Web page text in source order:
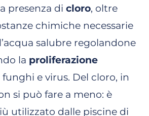
presenza di cloro, oltre
chimiche necessarie
salubre regolandone
la proliferazione
funghi e virus. Del cloro, in
si può fare a meno: è
utilizzato dalle piscine di